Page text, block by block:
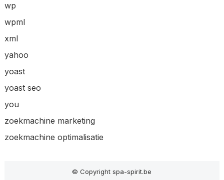
wp
wpml
xml
yahoo
yoast
yoast seo
you
zoekmachine marketing
zoekmachine optimalisatie
© Copyright spa-spirit.be